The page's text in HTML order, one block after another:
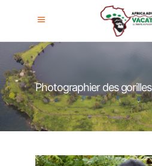
Photographier des gorilles